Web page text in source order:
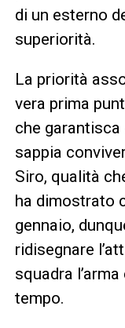
di un esterno
superiorità.
La priorità
vera prima
che
sappia
Siro, qualità
ha dimostrato
gennaio,
ridisegnare
squadra
tempo.